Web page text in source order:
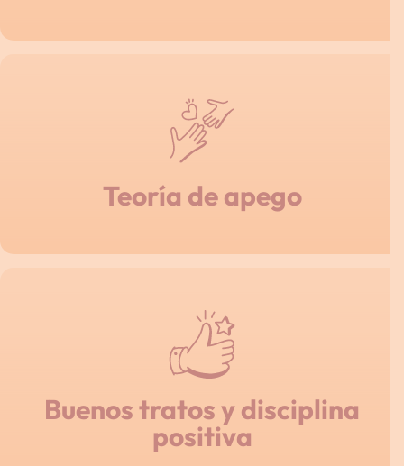
Teoría de apego
Buenos tratos y disciplina
positiva